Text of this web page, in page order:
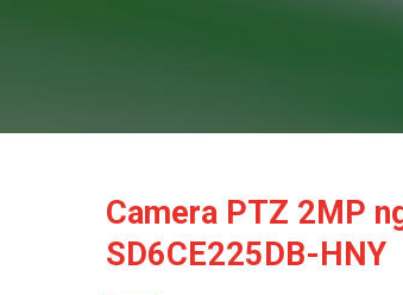
Camera PTZ 2MP
SD6CE225DB-HNY